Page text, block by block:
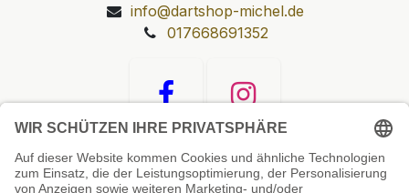
info@dartshop-michel.de
017668691352
Unsere Prüfsiegel